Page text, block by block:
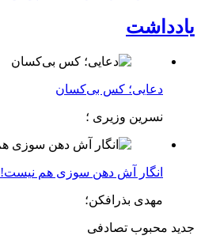
یادداشت
دعایی؛ کس بی‌کسان
نسرین وزیری ؛
انگار آش دهن سوزی هم نیست!
مهدی بذرافکن؛
جدید محبوب تصادفی